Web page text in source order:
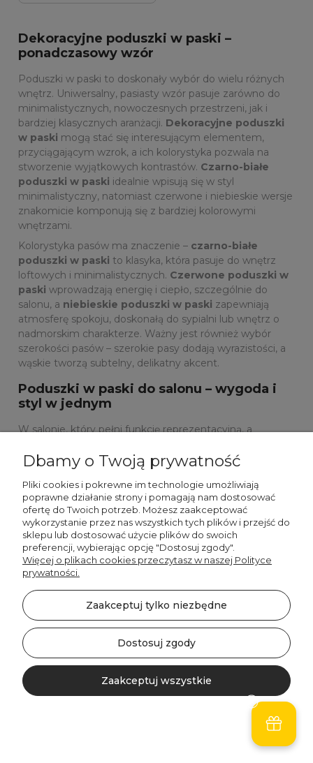
Dekoracyjne poduszki w paski –
ponadczasowy wzór
Poduszki w paski to doskonały wybór do wielu różnych
wnętrz. Uniwersalny, pasiasty wzór pasuje zarówno do
minimalistycznych, nowoczesnych przestrzeni, jak i
bardziej klasycznych aranżacji. Dekoracyjne poduszki
w paski mogą stać się interesującym elementem,
przyciągającym wzrok, a ich kolorystyka pozwala na
stworzenie wyjątkowych kontrastów. Czarno-białe
poduszki w paski idealnie wpisują się w styl
minimalistyczny, natomiast czerwone i niebieskie wersje
znakomicie komponują się z bardziej kolorowymi
wnętrzami.
Kolorystyka pasów ma znaczenie – czarno-białe
poduszki w paski to klasyka, która pasuje do wnętrz
loftowych i minimalistycznych. Czerwone poduszki w
paski wprowadzają energię i ciepło, szczególnie do
salonu, a niebieskie poduszki w paski zapewniają
atmosferę spokoju, doskonałą do sypialni lub wnętrz o
nadmorskim charakterze. Ważny jest również wybór
szerokości pasów – szerokie pasy dodają wyrazistości, a
wąskie tworzą subtelny, delikatny akcent.
Poduszki w paski do salonu – wygoda i
styl w jednym
W salonie, który pełni funkcję reprezentacyjną, a
paskimogą odgrywać rolę zarówno dekoracyjną, jak i
praktyczną. Poduszki w paski do salonu
dopasować do różnych kolorów mebli i ścian,
wprowadzając do wnętrza charakterystyczny akcent.
Niebieskie poduszki w paskiwprowadzą świeżość i
skojarzenia z wakacyjnym klimatem, co sprawdzi się
doskonale w jasnych, otwartych przestrzeniach. Z kolei
czerwone poduszki w paskiożywią bardziej
stonowane wnętrza, nadając im energetycznego
wyrazu.
Salon to miejsce, gdzie spędza się czas z rodziną i
przyjaciółmi, więc oprócz estetyki, liczy się wygoda.
Odpowiednio dobrane poduszki mogą zwiększyć
komfort użytkowania kanapy, fotela czy narożnika, a
jednocześnie stanowić element dekoracyjny, który
przyciąga wzrok.
Koszyk
Dbamy o Twoją prywatność
Pliki cookies i pokrewne im technologie umożliwiają
poprawne działanie strony i pomagają nam dostosować
ofertę do Twoich potrzeb. Możesz zaakceptować
wykorzystanie przez nas wszystkich tych plików i przejść do
sklepu lub dostosować użycie plików do swoich
preferencji, wybierając opcję "Dostosuj zgody".
Więcej o plikach cookies przeczytasz w naszej Polityce
prywatności.
Zaakceptuj tylko niezbędne
Dostosuj zgody
Zaakceptuj wszystkie